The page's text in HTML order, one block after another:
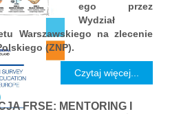
ego przez
Wydział
Warszawskiego na zlecenie
(ZNP).
Czytaj więcej...
FRSE: MENTORING I